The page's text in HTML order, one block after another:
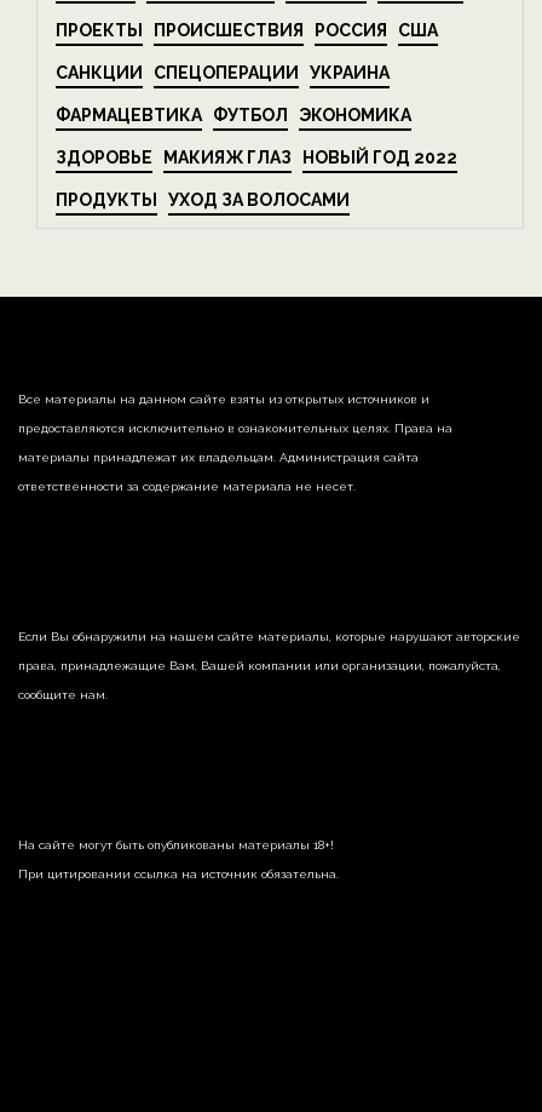
ПРОЕКТЫ ПРОИСШЕСТВИЯ РОССИЯ США
САНКЦИИ СПЕЦОПЕРАЦИИ УКРАИНА
ФАРМАЦЕВТИКА ФУТБОЛ ЭКОНОМИКА
ЗДОРОВЬЕ МАКИЯЖ ГЛАЗ НОВЫЙ ГОД 2022
ПРОДУКТЫ УХОД ЗА ВОЛОСАМИ
Все материалы на данном сайте взяты из открытых источников и
предоставляются исключительно в ознакомительных целях. Права на
материалы принадлежат их владельцам. Администрация сайта
ответственности за содержание материала не несет.
Если Вы обнаружили на нашем сайте материалы, которые нарушают авторские
права, принадлежащие Вам, Вашей компании или организации, пожалуйста,
сообщите нам.
На сайте могут быть опубликованы материалы 18+!
При цитировании ссылка на источник обязательна.